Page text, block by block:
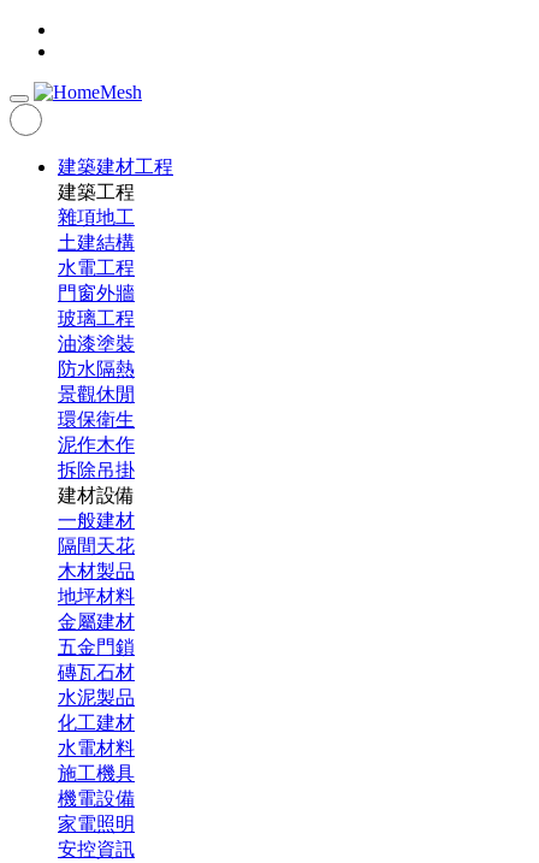
建築建材工程
建築工程
雜項地工
土建結構
水電工程
門窗外牆
玻璃工程
油漆塗裝
防水隔熱
景觀休閒
環保衛生
泥作木作
拆除吊掛
建材設備
一般建材
隔間天花
木材製品
地坪材料
金屬建材
五金門鎖
磚瓦石材
水泥製品
化工建材
水電材料
施工機具
機電設備
家電照明
安控資訊